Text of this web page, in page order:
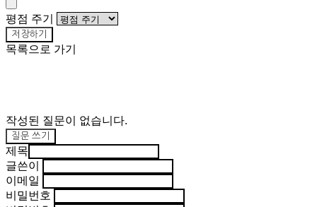
평점 주기
저장하기
목록으로 가기
작성된 질문이 없습니다.
질문 쓰기
제목
글쓴이
이메일
비밀번호